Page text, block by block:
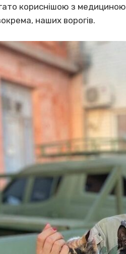
кориснішою з
наших ворогів.